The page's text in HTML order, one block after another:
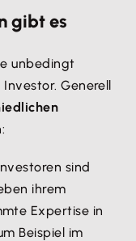
gibt es
unbedingt
Generell
sind
ihrem
Expertise in
Beispiel im